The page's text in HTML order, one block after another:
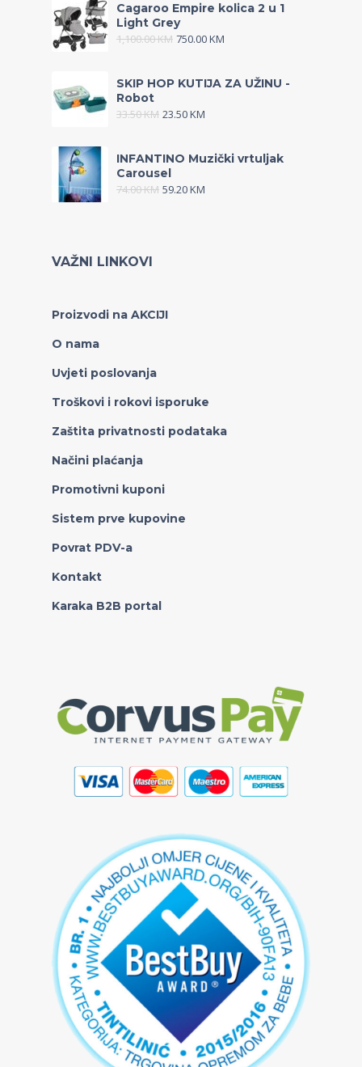
Cagaroo Empire kolica 2 u 1
Light Grey
1,100.00KM 750.00KM
SKIP HOP KUTIJA ZA UŽINU -
Robot
33.50KM 23.50KM
INFANTINO Muzički vrtuljak
Carousel
74.00KM 59.20KM
VAŽNI LINKOVI
Proizvodi na AKCIJI
O nama
Uvjeti poslovanja
Troškovi i rokovi isporuke
Zaštita privatnosti podataka
Načini plaćanja
Promotivni kuponi
Sistem prve kupovine
Povrat PDV-a
Kontakt
Karaka B2B portal